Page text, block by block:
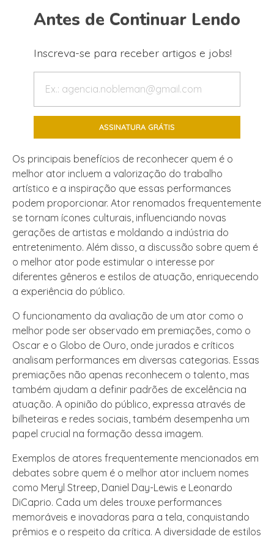
Antes de Continuar Lendo
Inscreva-se para receber artigos e jobs!
Os principais benefícios de reconhecer quem é o
melhor ator incluem a valorização do trabalho
artístico e a inspiração que essas performances
podem proporcionar. Ator renomados frequentemente
se tornam ícones culturais, influenciando novas
gerações de artistas e moldando a indústria do
entretenimento. Além disso, a discussão sobre quem é
o melhor ator pode estimular o interesse por
diferentes gêneros e estilos de atuação, enriquecendo
a experiência do público.
O funcionamento da avaliação de um ator como o
melhor pode ser observado em premiações, como o
Oscar e o Globo de Ouro, onde jurados e críticos
analisam performances em diversas categorias. Essas
premiações não apenas reconhecem o talento, mas
também ajudam a definir padrões de excelência na
atuação. A opinião do público, expressa através de
bilheteiras e redes sociais, também desempenha um
papel crucial na formação dessa imagem.
Exemplos de atores frequentemente mencionados em
debates sobre quem é o melhor ator incluem nomes
como Meryl Streep, Daniel Day-Lewis e Leonardo
DiCaprio. Cada um deles trouxe performances
memoráveis e inovadoras para a tela, conquistando
prêmios e o respeito da crítica. A diversidade de estilos